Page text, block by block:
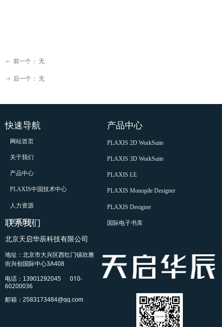
ꂃ 前一个： 无
ꁹ 后一个： 无
产品中心
PLAXIS 2D WorkSuite
PLAXIS 3D WorkSuite
PLAXIS LE
PLAXIS Monopile Designer
PLAXIS Designer
国际电子书库
网站首页
关于我们
产品中心
PLAXIS中国技术中心
人力资源
联系我们
快速导航
联系我们
北京天启华辰科技有限公司
地址：北京市大兴区西红门镇欣雅
街兴创国际中心3A408
电话：13901292045 010-
60200036
邮箱：2583173484@qq.com